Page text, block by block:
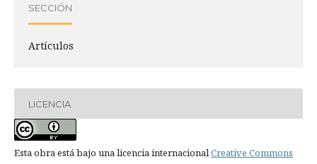
SECCIÓN
Artículos
LICENCIA
Esta obra está bajo una licencia internacionalCreative Commons